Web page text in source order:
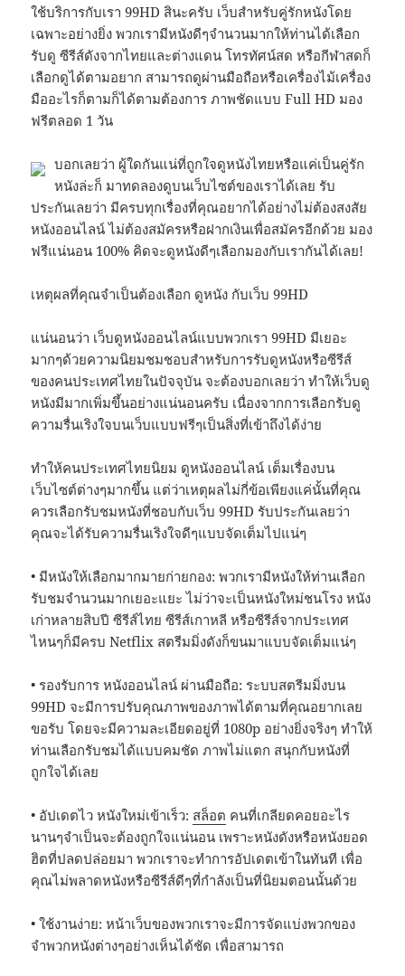
ใช้บริการกับเรา 99HD สินะครับ เว็บสำหรับคู่รักหนังโดย
เฉพาะอย่างยิ่ง พวกเรามีหนังดีๆจำนวนมากให้ท่านได้เลือก
รับดู ซีรีส์ดังจากไทยและต่างแดน โทรทัศน์สด หรือกีฬาสดก็
เลือกดูได้ตามอยาก สามารถดูผ่านมือถือหรือเครื่องไม้เครื่อง
มืออะไรก็ตามก็ได้ตามต้องการ ภาพชัดแบบ Full HD มอง
ฟรีตลอด 1 วัน
บอกเลยว่า ผู้ใดกันแน่ที่ถูกใจดูหนังไทยหรือแค่เป็นคู่รัก
หนังล่ะก็ มาทดลองดูบนเว็บไซต์ของเราได้เลย รับ
ประกันเลยว่า มีครบทุกเรื่องที่คุณอยากได้อย่างไม่ต้องสงสัย
หนังออนไลน์ ไม่ต้องสมัครหรือฝากเงินเพื่อสมัครอีกด้วย มอง
ฟรีแน่นอน 100% คิดจะดูหนังดีๆเลือกมองกับเรากันได้เลย!
เหตุผลที่คุณจำเป็นต้องเลือก ดูหนัง กับเว็บ 99HD
แน่นอนว่า เว็บดูหนังออนไลน์แบบพวกเรา 99HD มีเยอะ
มากๆด้วยความนิยมชมชอบสำหรับการรับดูหนังหรือซีรีส์
ของคนประเทศไทยในปัจจุบัน จะต้องบอกเลยว่า ทำให้เว็บดู
หนังมีมากเพิ่มขึ้นอย่างแน่นอนครับ เนื่องจากการเลือกรับดู
ความรื่นเริงใจบนเว็บแบบฟรีๆเป็นสิ่งที่เข้าถึงได้ง่าย
ทำให้คนประเทศไทยนิยม ดูหนังออนไลน์ เต็มเรื่องบน
เว็บไซต์ต่างๆมากขึ้น แต่ว่าเหตุผลไม่กี่ข้อเพียงแค่นั้นที่คุณ
ควรเลือกรับชมหนังที่ชอบกับเว็บ 99HD รับประกันเลยว่า
คุณจะได้รับความรื่นเริงใจดีๆแบบจัดเต็มไปแน่ๆ
• มีหนังให้เลือกมากมายก่ายกอง: พวกเรามีหนังให้ท่านเลือก
รับชมจำนวนมากเยอะแยะ ไม่ว่าจะเป็นหนังใหม่ชนโรง หนัง
เก่าหลายสิบปี ซีรีส์ไทย ซีรีส์เกาหลี หรือซีรีส์จากประเทศ
ไหนๆก็มีครบ Netflix สตรีมมิ่งดังก็ขนมาแบบจัดเต็มแน่ๆ
• รองรับการ หนังออนไลน์ ผ่านมือถือ: ระบบสตรีมมิ่งบน
99HD จะมีการปรับคุณภาพของภาพได้ตามที่คุณอยากเลย
ขอรับ โดยจะมีความละเอียดอยู่ที่ 1080p อย่างยิ่งจริงๆ ทำให้
ท่านเลือกรับชมได้แบบคมชัด ภาพไม่แตก สนุกกับหนังที่
ถูกใจได้เลย
• อัปเดตไว หนังใหม่เข้าเร็ว: สล็อต คนที่เกลียดคอยอะไร
นานๆจำเป็นจะต้องถูกใจแน่นอน เพราะหนังดังหรือหนังยอด
ฮิตที่ปลดปล่อยมา พวกเราจะทำการอัปเดตเข้าในทันที เพื่อ
คุณไม่พลาดหนังหรือซีรีส์ดีๆที่กำลังเป็นที่นิยมตอนนั้นด้วย
• ใช้งานง่าย: หน้าเว็บของพวกเราจะมีการจัดแบ่งพวกของ
จำพวกหนังต่างๆอย่างเห็นได้ชัด เพื่อสามารถ